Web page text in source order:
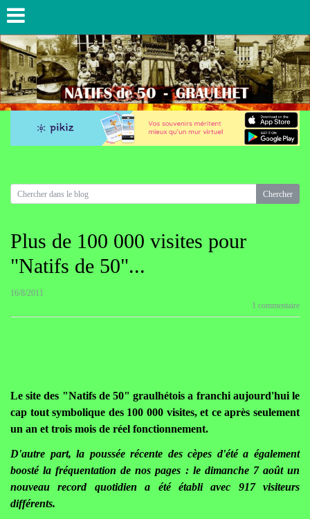
Plus de 100 000 visites pour
"Natifs de 50"...
16/8/2011
1 commentaire
Le site des "Natifs de 50" graulhétois a franchi aujourd'hui le
cap tout symbolique des 100 000 visites, et ce après seulement
un an et trois mois de réel fonctionnement.
D'autre part, la poussée récente des cèpes d'été a également
boosté la fréquentation de nos pages : le dimanche 7 août un
nouveau record quotidien a été établi avec 917 visiteurs
différents.